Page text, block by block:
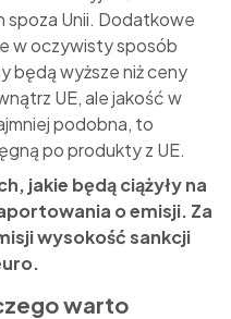
Unii. Dodatkowe
w oczywisty sposób
będą wyższe niż ceny
UE, ale jakość w
podobna, to
po produkty z UE.
jakie będą ciążyły na
o emisji. Za
wysokość sankcji
warto